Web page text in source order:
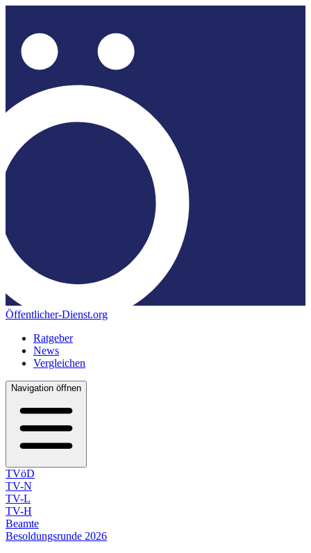
Öffentlicher-Dienst.org
Ratgeber
News
Vergleichen
Navigation öffnen
TVöD
TV-N
TV-L
TV-H
Beamte
Besoldungsrunde 2026